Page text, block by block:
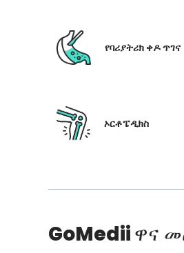
የባሪያትሪክ ቀዶ ጥገና
ኦርቶፔዲክስ
GoMediiዋና